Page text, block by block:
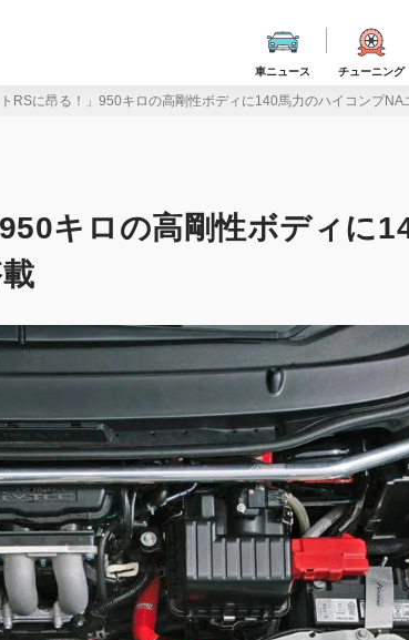
車ニュース チューニング
トRSに昂る！」950キロの高剛性ボディに140馬力のハイコンプNA
キロの高剛性ボディに